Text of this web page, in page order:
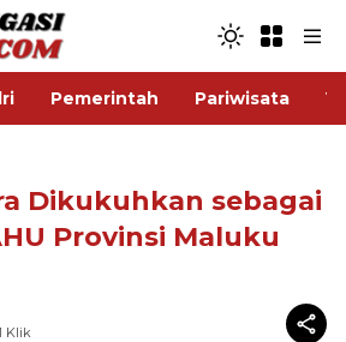
Pemerintah Pariwisata
Dikukuhkan sebagai
Provinsi Maluku
Klik